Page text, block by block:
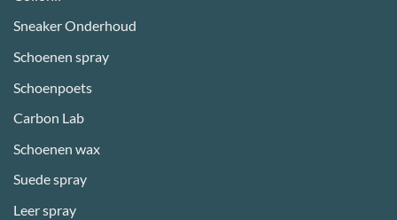
Sneaker Onderhoud
Schoenen spray
Schoenpoets
Carbon Lab
Schoenen wax
Suede spray
Leer spray